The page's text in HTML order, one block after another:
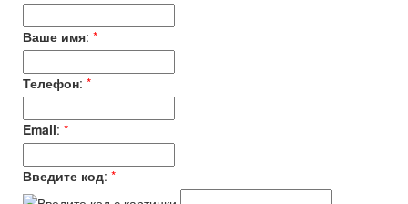
Ваше имя: *
Телефон: *
Email: *
Введите код: *